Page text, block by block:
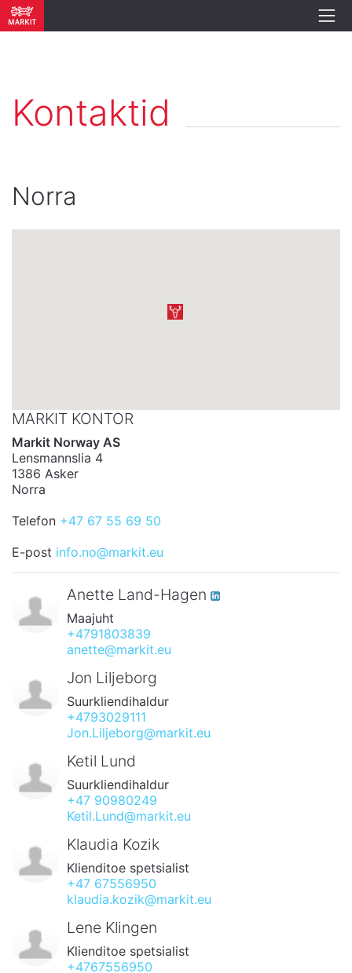
Kontaktid
Norra
MARKIT KONTOR
Markit Norway AS
Lensmannslia 4
1386 Asker
Norra
Telefon +47 67 55 69 50
E-post info.no@markit.eu
Anette Land-Hagen
Maajuht
+4791803839
anette@markit.eu
Jon Liljeborg
Suurkliendihaldur
+4793029111
Jon.Liljeborg@markit.eu
Ketil Lund
Suurkliendihaldur
+47 90980249
Ketil.Lund@markit.eu
Klaudia Kozik
Klienditoe spetsialist
+47 67556950
klaudia.kozik@markit.eu
Lene Klingen
Klienditoe spetsialist
+4767556950